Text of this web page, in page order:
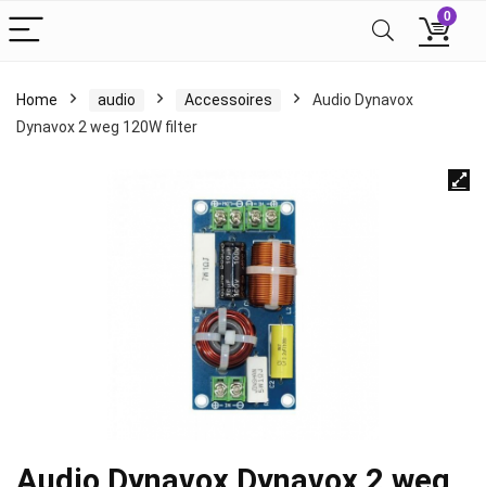
0
Home audio Accessoires
Audio Dynavox
Dynavox 2 weg 120W filter